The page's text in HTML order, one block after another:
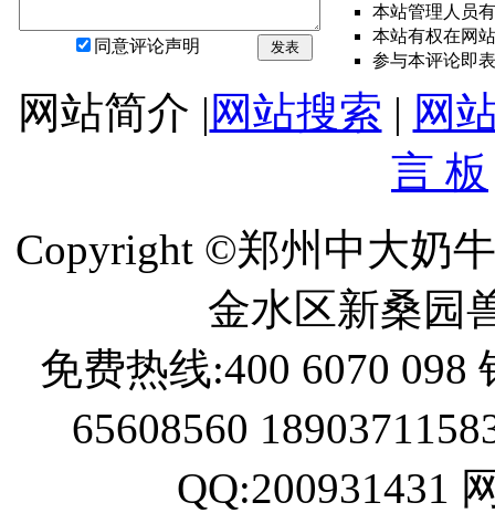
同意评论声明 发表
本站管理人员
本站有权在网
参与本评论即
网站简介 | 网站搜索 | 网
言 板
Copyright ©郑州中大奶
金水区新桑园
免费热线:400 6070 098
65608560
QQ:200931431